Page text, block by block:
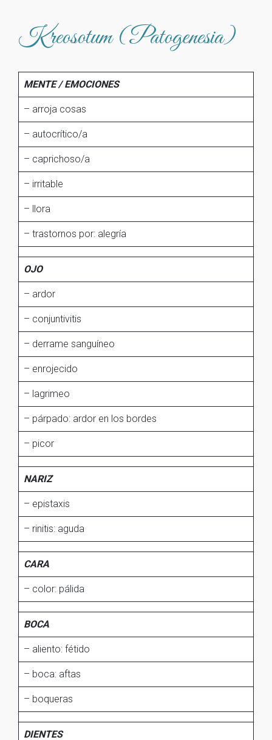
Kreosotum (Patogenesia)
MENTE / EMOCIONES
– arroja cosas
– autocrítico/a
– caprichoso/a
– irritable
– llora
– trastornos por: alegría
OJO
– ardor
– conjuntivitis
– derrame sanguíneo
– enrojecido
– lagrimeo
– párpado: ardor en los bordes
– picor
NARIZ
– epistaxis
– rinitis: aguda
CARA
– color: pálida
BOCA
– aliento: fétido
– boca: aftas
– boqueras
DIENTES